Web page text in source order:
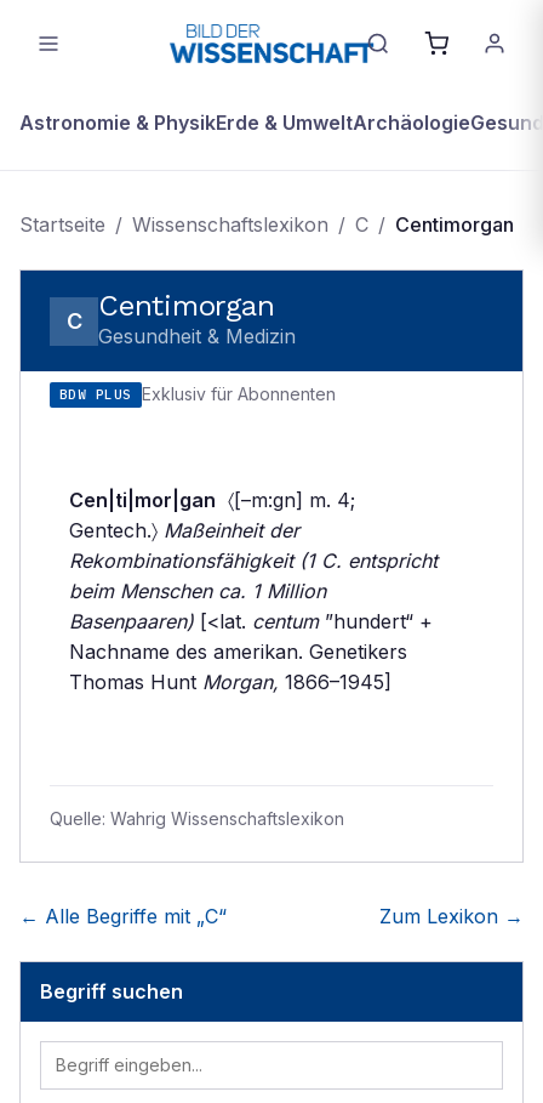
Astronomie & PhysikErde & UmweltArchäologie
Startseite / Wissenschaftslexikon / C / Centimorgan
C Centimorgan
Gesundheit & Medizin
BDW PLUS Exklusiv für Abonnenten
Cen|ti|mor|gan 〈[–m:gn] m. 4;
Gentech.〉 Maßeinheit der
Rekombinationsfähigkeit (1 C. entspricht
beim Menschen ca. 1 Million
Basenpaaren) [<lat. centum”hundert“ +
Nachname des amerikan. Genetikers
Thomas Hunt Morgan, 1866–1945]
Quelle: Wahrig Wissenschaftslexikon
← Alle Begriffe mit „C“ Zum Lexikon →
Begriff suchen